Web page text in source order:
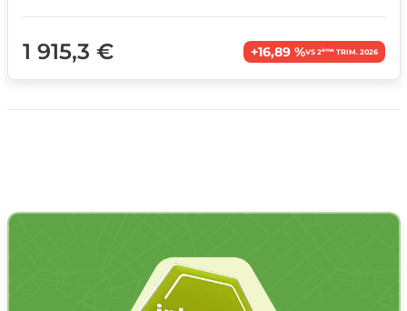
1 915,3 € +16,89 %VS 2èmeTRIM. 2026